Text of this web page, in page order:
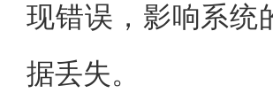
现错误，影响系统
据丢失。